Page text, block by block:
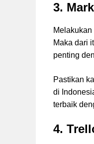
3.
Maka dari
penting
Pastikan
di
terbaik
4.